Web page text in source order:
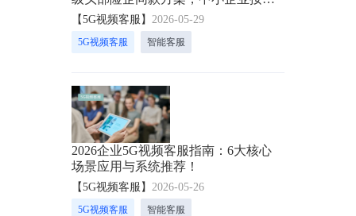
入局
【5G视频客服】2026-05-29
5G视频客服 智能客服
2026企业5G视频客服指南：6大核心
场景应用与系统推荐！
【5G视频客服】2026-05-26
5G视频客服 智能客服